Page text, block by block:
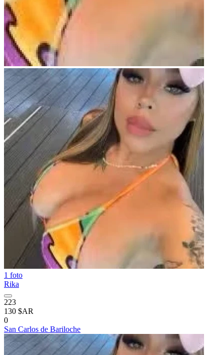
1 foto
Rika
223
130 $AR
0
San Carlos de Bariloche